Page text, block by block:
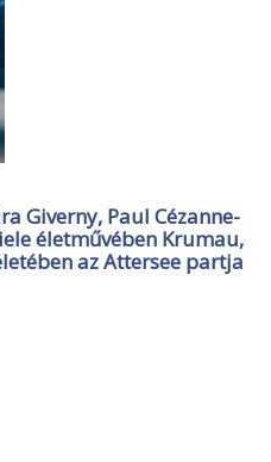
Giverny, Paul Cézanne-
életművében Krumau,
az Attersee partja